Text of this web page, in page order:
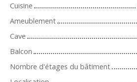
Cuisine
Ameublement
Cave
Balcon
Nombre d'étages du bâtiment